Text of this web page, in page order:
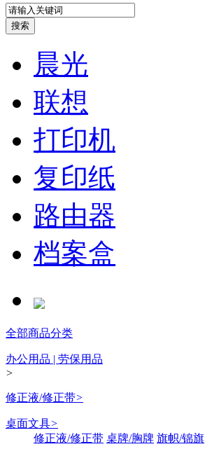
晨光
联想
打印机
复印纸
路由器
档案盒
全部商品分类
办公用品 | 劳保用品
>
修正液/修正带>
桌面文具>
修正液/修正带 桌牌/胸牌 旗帜/锦旗